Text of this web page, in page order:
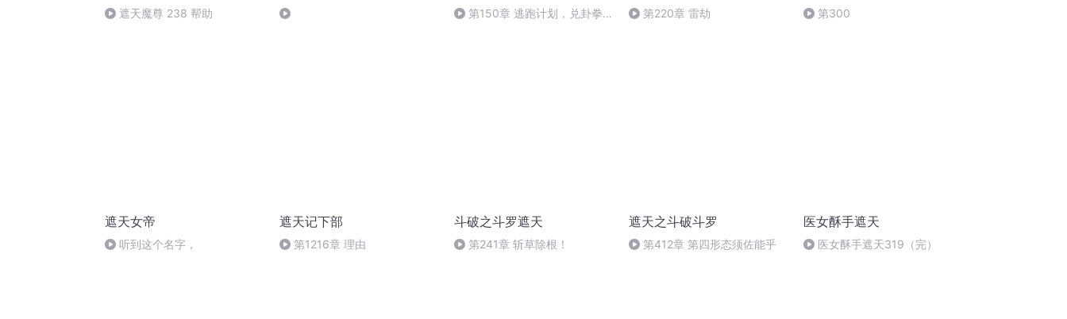
遮天魔尊 238 帮助
第150章 逃跑计划，兑卦拳
第220章 雷劫 第300
遮天女帝
听到这个名字，
遮天记下部
第1216章 理由
斗破之斗罗遮天
第241章 斩草除根！
遮天之斗破斗罗
第412章 第四形态须佐能乎
医女酥手遮天
医女酥手遮天319（完）